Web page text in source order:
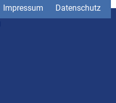
Impressum Datenschutz